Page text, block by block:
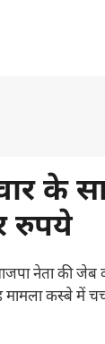
के
रुपये
नेता की
कस्बे में